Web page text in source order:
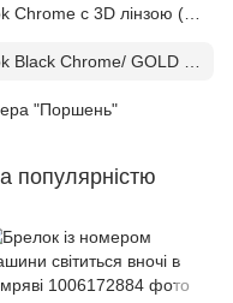
"Поршень"
популярністю